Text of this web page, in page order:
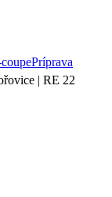
Príprava